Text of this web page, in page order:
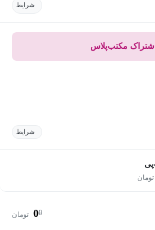
شرایط
مکتب‌پلاس
شرایط
0
0 تومان